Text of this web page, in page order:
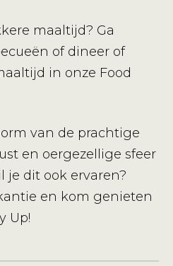
maaltijd? Ga
of dineer of
in onze Food
van de prachtige
en oergezellige sfeer
je dit ook ervaren?
en kom genieten
Up!